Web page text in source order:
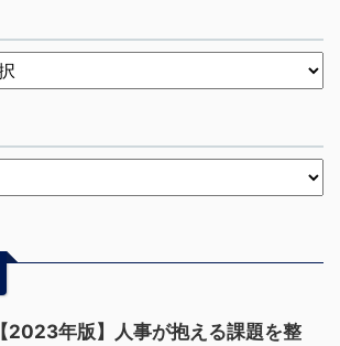
【2023年版】人事が抱える課題を整